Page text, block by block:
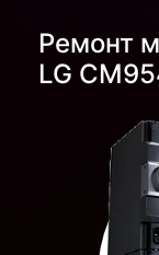
Ремонт
LG